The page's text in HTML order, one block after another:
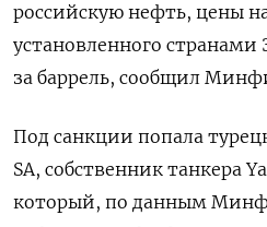
российскую нефть, цены
установленного странами
за баррель, сообщил
Под санкции попала
SA, собственник танкера
который, по данным